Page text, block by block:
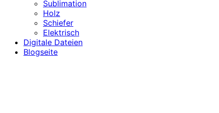
Sublimation
Holz
Schiefer
Elektrisch
Digitale Dateien
Blogseite